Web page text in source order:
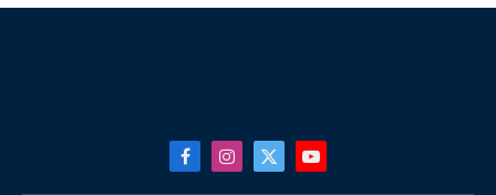
FacebookInstagram
X
(Twitter)
YouTube